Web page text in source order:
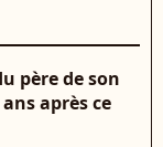
père de son
après ce